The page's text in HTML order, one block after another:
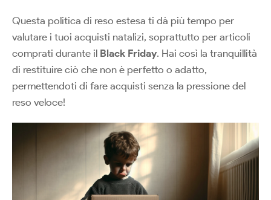
Questa politica di reso estesa ti dà più tempo per
valutare i tuoi acquisti natalizi, soprattutto per articoli
comprati durante il Black Friday. Hai così la tranquillità
di restituire ciò che non è perfetto o adatto,
permettendoti di fare acquisti senza la pressione del
reso veloce!